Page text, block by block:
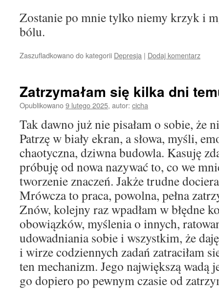
Zostanie po mnie tylko niemy krzyk i
bólu.
Zaszufladkowano do kategorii Depresja | Dodaj komentarz
Zatrzymałam się kilka dni
Opublikowano9 lutego 2025, autor: cicha
Tak dawno już nie pisałam o sobie, że
Patrzę w biały ekran, a słowa, myśli,
chaotyczna, dziwna budowla. Kasuję
próbuję od nowa nazywać to, co we
tworzenie znaczeń. Jakże trudne
Mrówcza to praca, powolna, pełna
Znów, kolejny raz wpadłam w błędne
obowiązków, myślenia o innych,
udowadniania sobie i wszystkim, że
i wirze codziennych zadań zatraciłam
ten mechanizm. Jego największą wadą
go dopiero po pewnym czasie od